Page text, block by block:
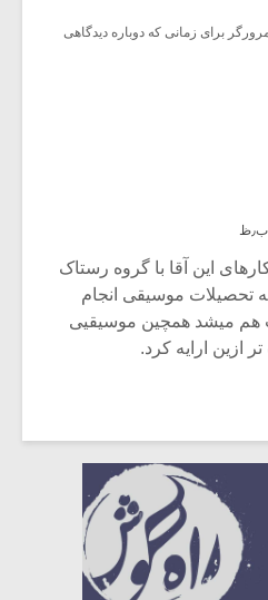
برای زمانی که دوباره دیدگاهی
این آقا با گروه رستاک
تحصیلات موسیقی انجام
هم میشد همچین موسیقیی
ازین ارایه کرد.